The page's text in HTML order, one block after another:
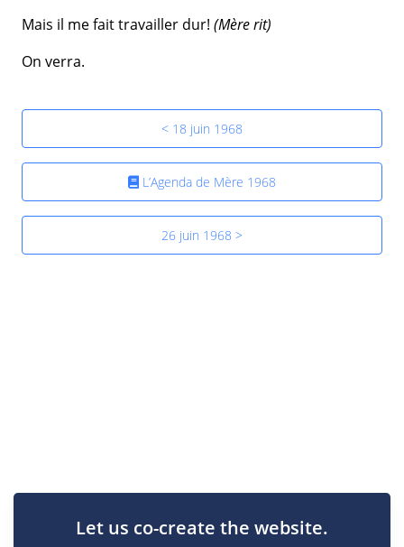
Mais il me fait travailler dur! (Mère rit)
On verra.
< 18 juin 1968
L’Agenda de Mère 1968
26 juin 1968 >
Let us co-create the website.